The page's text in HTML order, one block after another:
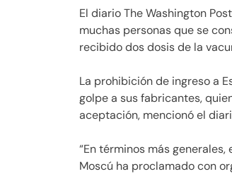
El diario The Washington
muchas personas que se
recibido dos dosis de la
La prohibición de ingreso a
golpe a sus fabricantes,
aceptación, mencionó el
“En términos más
Moscú ha proclamado con